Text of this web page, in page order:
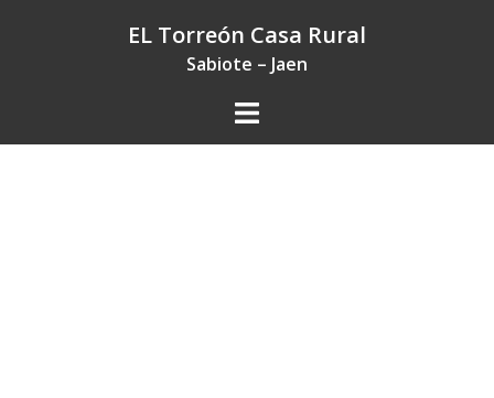
EL Torreón Casa Rural
Sabiote – Jaen